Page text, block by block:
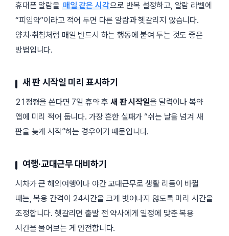
휴대폰 알람을 매일 같은 시각으로 반복 설정하고, 알람 라벨에
“피임약”이라고 적어 두면 다른 알람과 헷갈리지 않습니다.
양치·취침처럼 매일 반드시 하는 행동에 붙여 두는 것도 좋은
방법입니다.
새 판 시작일 미리 표시하기
21정형을 쓴다면 7일 휴약 후새 판 시작일을 달력이나 복약
앱에 미리 적어 둡니다. 가장 흔한 실패가 “쉬는 날을 넘겨 새
판을 늦게 시작”하는 경우이기 때문입니다.
여행·교대근무 대비하기
시차가 큰 해외여행이나 야간 교대근무로 생활 리듬이 바뀔
때는, 복용 간격이 24시간을 크게 벗어나지 않도록 미리 시간을
조정합니다. 헷갈리면 출발 전 약사에게 일정에 맞춘 복용
시간을 물어보는 게 안전합니다.